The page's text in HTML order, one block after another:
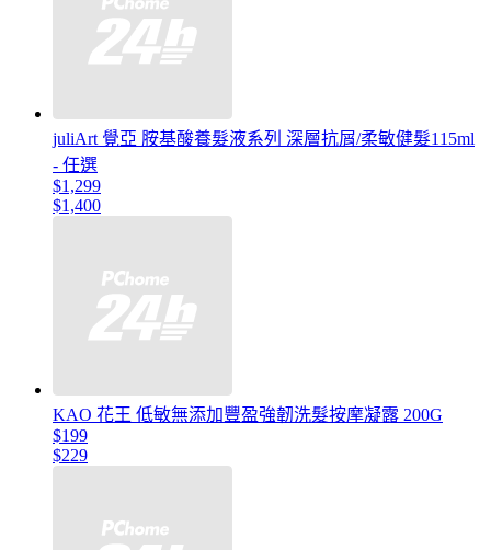
juliArt 覺亞 胺基酸養髮液系列 深層抗屑/柔敏健髮115ml
- 任選
$1,299
$1,400
KAO 花王 低敏無添加豐盈強韌洗髮按摩凝露 200G
$199
$229